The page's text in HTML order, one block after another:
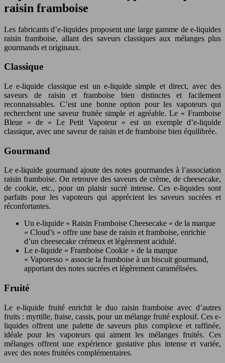
raisin framboise
Les fabricants d’e-liquides proposent une large gamme de e-liquides
raisin framboise, allant des saveurs classiques aux mélanges plus
gourmands et originaux.
Classique
Le e-liquide classique est un e-liquide simple et direct, avec des
saveurs de raisin et framboise bien distinctes et facilement
reconnaissables. C’est une bonne option pour les vapoteurs qui
recherchent une saveur fruitée simple et agréable. Le « Framboise
Bleue » de « Le Petit Vapoteur » est un exemple d’e-liquide
classique, avec une saveur de raisin et de framboise bien équilibrée.
Gourmand
Le e-liquide gourmand ajoute des notes gourmandes à l’association
raisin framboise. On retrouve des saveurs de crème, de cheesecake,
de cookie, etc., pour un plaisir sucré intense. Ces e-liquides sont
parfaits pour les vapoteurs qui apprécient les saveurs sucrées et
réconfortantes.
Un e-liquide « Raisin Framboise Cheesecake » de la marque
« Cloud’s » offre une base de raisin et framboise, enrichie
d’un cheesecake crémeux et légèrement acidulé.
Le e-liquide « Framboise Cookie » de la marque
« Vaporesso » associe la framboise à un biscuit gourmand,
apportant des notes sucrées et légèrement caramélisées.
Fruité
Le e-liquide fruité enrichit le duo raisin framboise avec d’autres
fruits : myrtille, fraise, cassis, pour un mélange fruité explosif. Ces e-
liquides offrent une palette de saveurs plus complexe et raffinée,
idéale pour les vapoteurs qui aiment les mélanges fruités. Ces
mélanges offrent une expérience gustative plus intense et variée,
avec des notes fruitées complémentaires.